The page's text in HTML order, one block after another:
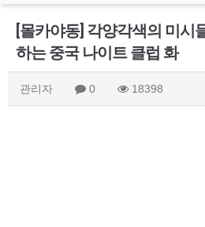
[몰카야동] 각양각색의 미시
하는 중국 나이트 클럽 화
관리자 0 18398